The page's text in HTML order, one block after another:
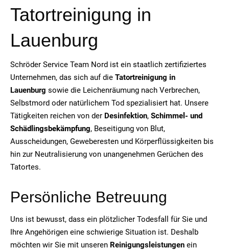
Tatortreinigung in
Lauenburg
Schröder Service Team Nord ist ein staatlich zertifiziertes
Unternehmen, das sich auf die Tatortreinigung in
Lauenburg sowie die Leichenräumung nach Verbrechen,
Selbstmord oder natürlichem Tod spezialisiert hat. Unsere
Tätigkeiten reichen von der Desinfektion, Schimmel- und
Schädlingsbekämpfung, Beseitigung von Blut,
Ausscheidungen, Geweberesten und Körperflüssigkeiten bis
hin zur Neutralisierung von unangenehmen Gerüchen des
Tatortes.
Persönliche Betreuung
Uns ist bewusst, dass ein plötzlicher Todesfall für Sie und
Ihre Angehörigen eine schwierige Situation ist. Deshalb
möchten wir Sie mit unseren Reinigungsleistungen ein